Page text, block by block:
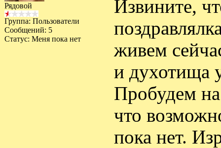
Рядовой
Группа: Пользователи
Сообщений: 5
Статус: Меня пока нет
Извините,
живем
и духотища
Пробудем
что
пока нет.